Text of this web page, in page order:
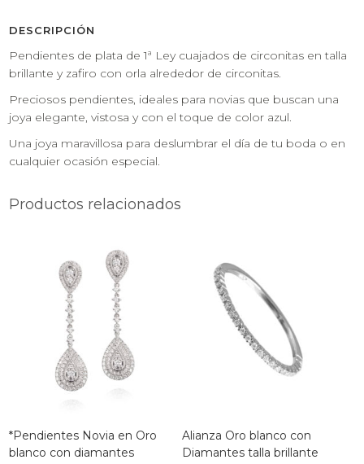
DESCRIPCIÓN
Pendientes de plata de 1ª Ley cuajados de circonitas en talla
brillante y zafiro con orla alrededor de circonitas.
Preciosos pendientes, ideales para novias que buscan una
joya elegante, vistosa y con el toque de color azul.
Una joya maravillosa para deslumbrar el día de tu boda o en
cualquier ocasión especial.
Productos relacionados
*Pendientes Novia en Oro
blanco con diamantes
Alianza Oro blanco con
Diamantes talla brillante